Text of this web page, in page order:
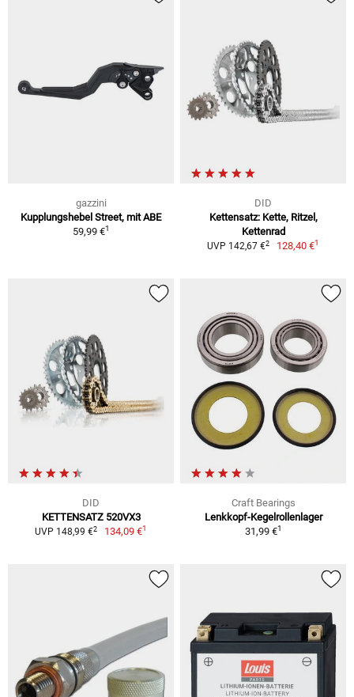
gazzini
Kupplungshebel Street, mit ABE
59,99 €1
DID
Kettensatz: Kette, Ritzel,
Kettenrad
UVP 142,67 €2 128,40 €1
DID
KETTENSATZ 520VX3
UVP 148,99 €2 134,09 €1
Craft Bearings
Lenkkopf-Kegelrollenlager
31,99 €1